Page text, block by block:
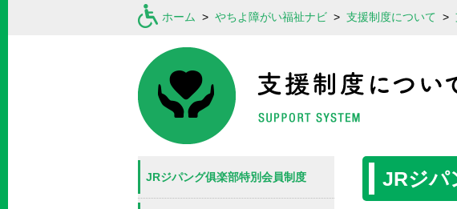
ホーム > やちよ障がい福祉ナビ > 支援制度について >
JRジパング俱楽部特別会員制度 JRジパ